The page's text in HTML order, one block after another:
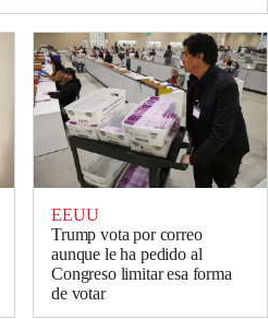
EEUU
Trump vota por correo
aunque le ha pedido al
Congreso limitar esa forma
de votar